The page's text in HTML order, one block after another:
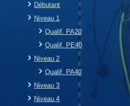
Débutant
Niveau 1
Qualif. PA20
Qualif. PE40
Niveau 2
Qualif. PA40
Niveau 3
Niveau 4